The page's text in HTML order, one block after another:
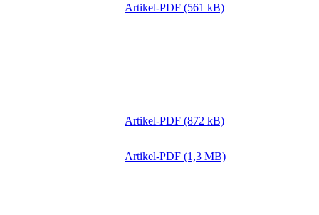
Artikel-PDF (561 kB)
Artikel-PDF (872 kB)
Artikel-PDF (1,3 MB)